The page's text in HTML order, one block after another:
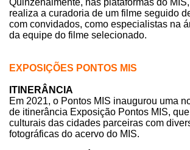
Quinzenalmente, nas plataformas do
realiza a curadoria de um filme seguido
com convidados, como especialistas na
da equipe do filme selecionado.
EXPOSIÇÕES PONTOS MIS
ITINERÂNCIA
Em 2021, o Pontos MIS inaugurou uma
de itinerância Exposição Pontos MIS,
culturais das cidades parceiras com
fotográficas do acervo do MIS.